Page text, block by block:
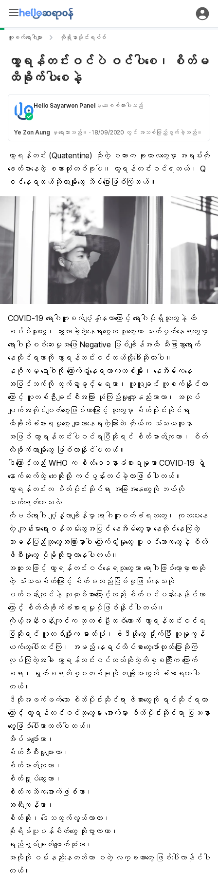
ကူးစက်ရောဂါများ ကိုရိုနာဗိုင်းရပ်စ်
ကွာရန်တင်းဝင်ပဲ ဝင်ပါစေ၊ စိတ်မ
ထိခိုက်ပါစေနဲ့
Hello Sayarwon Panelမှ ဆေးစစ်ထားပါသည်
Ye Zon Aung မှ ရေးသားသည်။ · 18/09/2020 တွင် အသစ်ဖြည့်စွက်ခဲ့သည်။
ကွာရန်တင်း (Quatentine)
ဆိုတဲ့ စကားက ခုကာလတွေမှာ အရမ်းကို
ခေတ်စားနေတဲ့ စကားလုံးတစ်ခုပါ။ ကွာရန်တင်းဝင်ရတယ်၊ Q
ဝင်နေရတယ်ဆိုတာမျိုးတွေ သိပ်ပြောဖြစ်ကြတယ်။
COVID-19 ရောဂါ ကူစက်ပျံ့နှံ့နေတာကြောင့် ရောဂါပိုးရှိသူတွေနဲ့ ထိ
စပ်မိသူတွေ၊ သွားလာခဲ့တဲ့နေရာတွေက လူတွေဟာ သတ်မှတ်နေရာတွေမှာ
ရောဂါပိုးစစ်ဆေးမှုအဖြေ Negative ဖြစ်ချိန်အထိ သီးခြားသွားရောက်
နေထိုင်ရတာကို ကွာရန်တင်းဝင်တယ်လို့ခေါ်ဆိုတာပါ။
နဂိုကမှ ရောဂါကို ကြောက်ရွံ့နေရတာကတစ်မျိုး၊ နေအိမ်ကနေ
အပြင်ဘက်ကို ထွက်ခွာခွင့်မရတာ၊ လူလူချင်း ကူးစက်နိုင်တာ
ကြောင့် လူတစ်ဦးချင်းစီအကြား ယုံကြည်မှုလျော့နည်းလာတာ၊ အလုပ်
ပျက်အကိုင်ပျက်တွေဖြစ်တာကြောင့် လူတွေမှာ စိတ်ပိုင်းဆိုင်ရာ
ထိခိုက်ခံစားရမှုတွေ များလာနေရတဲ့ကြားထဲ ကိုယ်က သံသယလူနာ
အဖြစ် ကွာရန်တင်းပါဝင်ရပြီဆိုရင် စိတ်ဓာတ်ကျတာ၊ စိတ်
ထိခိုက်တာမျိုးတွေ ဖြစ်လာနိုင်ပါတယ်။
ဒါကြောင့်လည်းWHO က စိတ်ဝေဒနာ ခံစားရမှုဟာ COVID-19 ရဲ့
နောက်ဆက်တွဲ ဘေးဆိုးလို့ ကင်ပွန်းတပ်ခဲ့တာဖြစ်ပါတယ်။
ကွာရန်တင်းက စိတ်ပိုင်းဆိုင်ရာ အခြေအနေတွေကို ဘယ်လို
သက်ရောက်စေသလဲ
ကိုဗစ်ရောဂါ ပျံ့နှံ့လာချိန်မှာ ရောဂါကူးစက်ခံရသူတွေ၊ ကုသပေးနေ
တဲ့ ကျန်းမာရေးဝန်ထမ်းတွေအပြင် နေအိမ်တွေမှာ နေထိုင်နေကြတဲ့
သာမန်ပြည်သူတွေအကြားမှာပါ ကြောက်ရွံ့မှုတွေ ပူပင်သောကတွေနဲ့ စိတ်
ဖိစီးမှုတွေ ပိုမိုတိုးပွားလာနေပါတယ်။
အထူးသဖြင့် ကွာရန်တင်းဝင်နေရသူတွေဟာ ရောဂါဖြစ်တော့မှာလားဆို
တဲ့ သံသယစိတ်ကြောင့် စိတ်မတည်ငြိမ်မှုဖြစ်နေသလို
ပတ်ဝန်းကျင်နဲ့ လူထုဖိအားကြောင့်လည်း စိတ်ပင်ပန်းနေနိုင်တာ
ကြောင့် စိတ်ထိခိုက်ခံစားရမှုပိုဖြစ်နိုင်ပါတယ်။
ကိုယ့်အနီးဝန်းကျင်က လူတစ်ဦးတစ်ယောက် ကွာရန်တင်းဝင်ရ
ပြီဆိုရင် လူတစ်ချို့က ဓာတ်ပုံ၊ ဗီဒီယိုတွေ ရိုက်ပြီး လူမှုကွန်
ယက်တွေပေါ်တင်ကြ၊ အမည် နေရပ်လိပ်စာတွေဖော်ထုတ်ပြောဆိုကြ
လုပ်ကြတဲ့အခါ ကွာရန်တင်းဝင်တယ်ဆိုတဲ့ကိစ္စကြီးက ကြောက်
စရာ၊ ရှက်စရာကိစ္စတစ်ခုလို တချို့အတွက် ခံစားရစေပါ
တယ်။
ဒီလိုအဖက်ဖက်သော စိတ်ပိုင်းဆိုင်ရာ ဖိအားတွေကို ရင်ဆိုင်ရတာ
ကြောင့် ကွာရန်တင်းဝင်သူတွေမှာ အောက်မှာ စိတ်ပိုင်းဆိုင်ရာ ပြဿနာ
တွေဖြစ်ပေါ်လာတတ်ပါတယ်။
အိပ်မပျော်တာ၊
စိတ်ဖီစီးမှုများတာ၊
စိတ်ဓာတ်ကျတာ၊
စိတ်ရှုပ်ထွေးတာ၊
စိတ်ကသိကအောက်ဖြစ်တာ၊
အထီးကျန်တာ ၊
စိတ်ဆိုး၊ ဒေါသထွက်လွယ်လာတာ၊
စိုးရိမ်ပူပန်စိတ်တွေ တိုးပွားလာတာ၊
ရည်ရွယ်ချက်ပျောက်ဆုံးတာ၊
အလိုလို ဝမ်းနည်းနေတတ်တာ စတဲ့ လက္ခဏာတွေ ဖြစ်ပေါ်လာနိုင်ပါ
တယ်။